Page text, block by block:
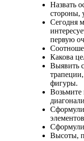
Назвать
стороны,
Сегодня
первую
Какова
Выявить
фигуры.
Возьмите
элементов
Высоты,